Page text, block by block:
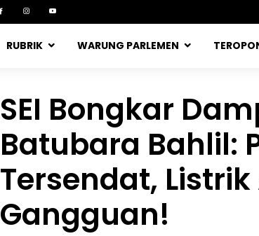
RUBRIK WARUNG PARLEMEN
SEI Bongkar
Batubara Bahlil:
Tersendat,
Gangguan!